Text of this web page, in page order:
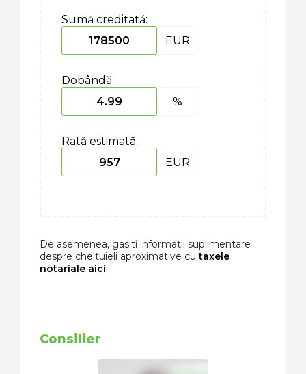
Sumă creditată:
EUR
Dobândă:
%
Rată estimată:
EUR
De asemenea, gasiti informatii suplimentare
despre cheltuieli aproximative cutaxele
notariale aici.
Consilier